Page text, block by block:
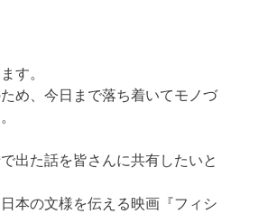
す。
め、今日まで落ち着いてモノづ
出た話を皆さんに共有したいと
本の文様を伝える映画『フィシ